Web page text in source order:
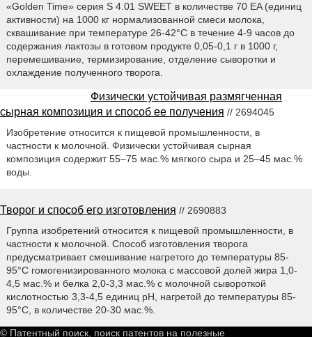
«Golden Time» серия S 4.01 SWEET в количестве 70 EA (единиц
активности) на 1000 кг нормализованной смеси молока,
сквашивание при температуре 26-42°С в течение 4-9 часов до
содержания лактозы в готовом продукте 0,05-0,1 г в 1000 г,
перемешивание, термизирование, отделение сыворотки и
охлаждение полученного творога.
Физически устойчивая размягченная
сырная композиция и способ ее получения // 2694045
Изобретение относится к пищевой промышленности, в
частности к молочной. Физически устойчивая сырная
композиция содержит 55–75 мас.% мягкого сыра и 25–45 мас.%
воды.
Творог и способ его изготовления // 2690883
Группа изобретений относится к пищевой промышленности, в
частности к молочной. Способ изготовления творога
предусматривает смешивание нагретого до температуры 85-
95°С гомогенизированного молока с массовой долей жира 1,0-
4,5 мас.% и белка 2,0-3,3 мас.% с молочной сывороткой
кислотностью 3,3-4,5 единиц рН, нагретой до температуры 85-
95°С, в количестве 20-30 мас.%.
© Патентный поиск, поиск патентов на полезные